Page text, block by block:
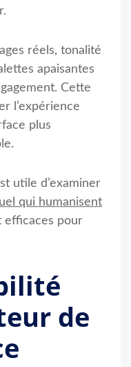
réels, tonalité
apaisantes
Cette
l’expérience
plus
utile d’examiner
qui humanisent
efficaces pour
de